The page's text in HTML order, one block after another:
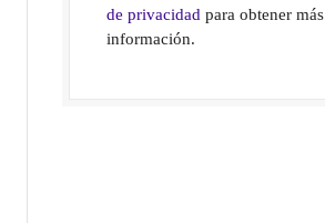
de privacidad para obtener más
información.